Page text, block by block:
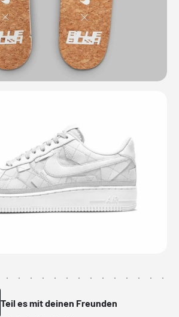
Teil es mit deinen Freunden